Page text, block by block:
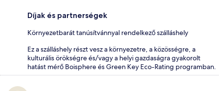
Díjak és partnerségek
Környezetbarát tanúsítvánnyal rendelkező szálláshely
Ez a szálláshely részt vesz a környezetre, a közösségre, a
kulturális örökségre és/vagy a helyi gazdaságra gyakorolt
hatást mérő Boisphere és Green Key Eco-Rating programban.